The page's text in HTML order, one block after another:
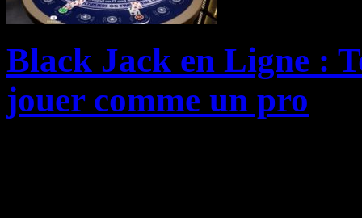
Black Jack en Ligne :
jouer comme un pro